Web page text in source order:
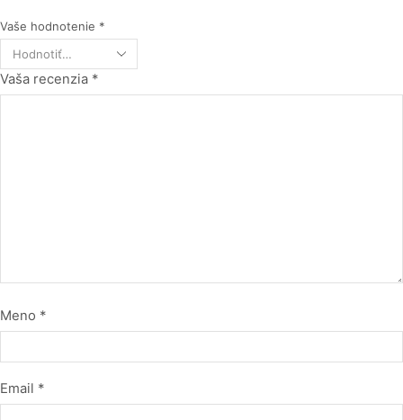
Vaše hodnotenie *
Vaša recenzia *
Meno *
Email *